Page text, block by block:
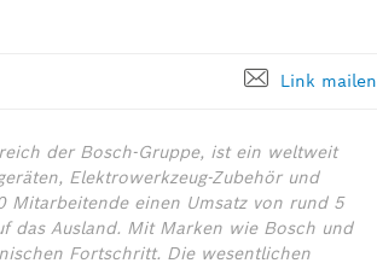
Link mailen
der Bosch-Gruppe, ist ein weltweit
Elektrowerkzeug-Zubehör und
einen Umsatz von rund 5
das Ausland. Mit Marken wie Bosch und
Fortschritt. Die wesentlichen